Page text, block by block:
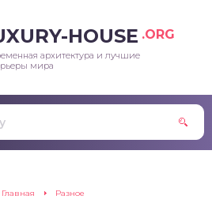
HOUSE .ORG
архитектура и лучшие
мира
Главная Разное